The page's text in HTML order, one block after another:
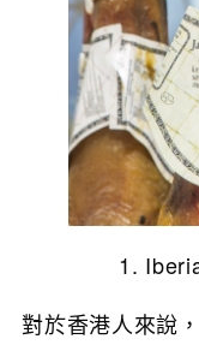
1.
對於香港人來說